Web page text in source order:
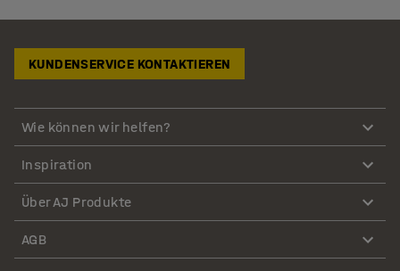
KUNDENSERVICE KONTAKTIEREN
Wie können wir helfen?
Inspiration
Über AJ Produkte
AGB